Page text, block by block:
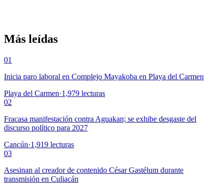
Más leídas
01
Inicia paro laboral en Complejo Mayakoba en Playa del Carmen
Playa del Carmen·1,979 lecturas
02
Fracasa manifestación contra Aguakan; se exhibe desgaste del
discurso político para 2027
Cancún·1,919 lecturas
03
Asesinan al creador de contenido César Gastélum durante
transmisión en Culiacán